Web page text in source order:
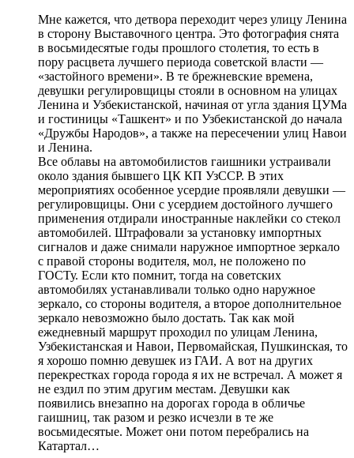
Мне кажется, что детвора переходит через улицу Ленина
в сторону Выставочного центра. Это фотография снята
в восьмидесятые годы прошлого столетия, то есть в
пору расцвета лучшего периода советской власти —
«застойного времени». В те брежневские времена,
девушки регулировщицы стояли в основном на улицах
Ленина и Узбекистанской, начиная от угла здания ЦУМа
и гостиницы «Ташкент» и по Узбекистанской до начала
«Дружбы Народов», а также на пересечении улиц Навои
и Ленина.
Все облавы на автомобилистов гаишники устраивали
около здания бывшего ЦК КП УзССР. В этих
мероприятиях особенное усердие проявляли девушки —
регулировщицы. Они с усердием достойного лучшего
применения отдирали иностранные наклейки со стекол
автомобилей. Штрафовали за установку импортных
сигналов и даже снимали наружное импортное зеркало
с правой стороны водителя, мол, не положено по
ГОСТу. Если кто помнит, тогда на советских
автомобилях устанавливали только одно наружное
зеркало, со стороны водителя, а второе дополнительное
зеркало невозможно было достать. Так как мой
ежедневный маршрут проходил по улицам Ленина,
Узбекистанская и Навои, Первомайская, Пушкинская, то
я хорошо помню девушек из ГАИ. А вот на других
перекрестках города города я их не встречал. А может я
не ездил по этим другим местам. Девушки как
появились внезапно на дорогах города в обличье
гаишниц, так разом и резко исчезли в те же
восьмидесятые. Может они потом перебрались на
Катартал…